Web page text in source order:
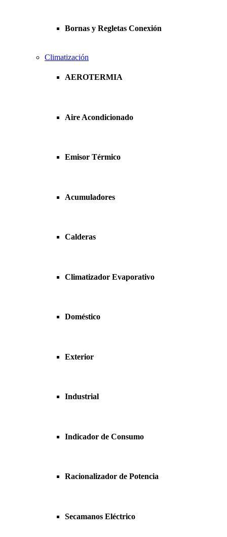
Bornas y Regletas Conexión
Climatización
AEROTERMIA
Aire Acondicionado
Emisor Térmico
Acumuladores
Calderas
Climatizador Evaporativo
Doméstico
Exterior
Industrial
Indicador de Consumo
Racionalizador de Potencia
Secamanos Eléctrico